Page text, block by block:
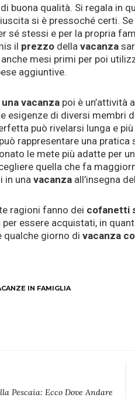
buona qualità. Si regala in
si è pressoché certi.
sé stessi e per la propria
il prezzo della vacanza
anche mesi primi per poi
aggiuntive.
vacanza poi è un’attività
esigenze di diversi membri
può rivelarsi lunga e
può rappresentare una pratica
le mete più adatte per
quella che fa
in unavacanza all’insegna del
ragioni fanno dei cofanetti
per essere acquistati, in
qualche giorno di vacanza
IN FAMIGLIA
Pescaia: Ecco Dove Andare